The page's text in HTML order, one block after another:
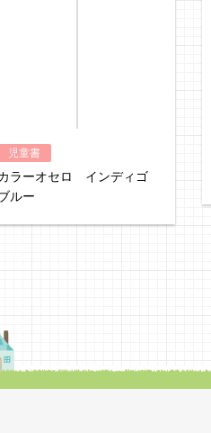
児童書
ラーオセロ インディゴ
ルー